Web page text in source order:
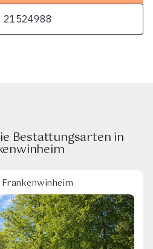
21524988
Bestattungsarten in